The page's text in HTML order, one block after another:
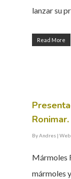
lanzar su
Read More
Ronimar.
ByAndres | Web
Mármoles
mármoles